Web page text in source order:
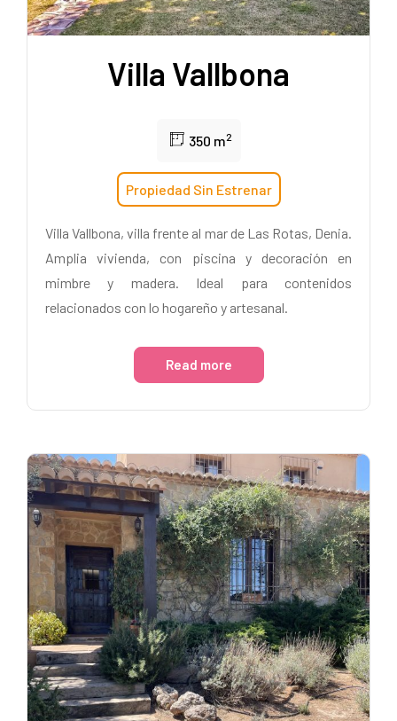
Villa Vallbona
350 m2
Propiedad Sin Estrenar
Villa Vallbona, villa frente al mar de Las Rotas, Denia.
Amplia vivienda, con piscina y decoración en
mimbre y madera. Ideal para contenidos
relacionados con lo hogareño y artesanal.
Read more